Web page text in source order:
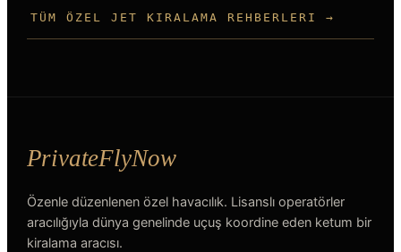
TÜM ÖZEL JET KIRALAMA REHBERLERI →
Özenle düzenlenen özel havacılık. Lisanslı operatörler
aracılığıyla dünya genelinde uçuş koordine eden ketum bir
kiralama aracısı.